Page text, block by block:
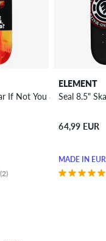
If Not You 8.5"
(2)
ELEMENT
Seal 8.5"
64,99 EUR
MADE IN